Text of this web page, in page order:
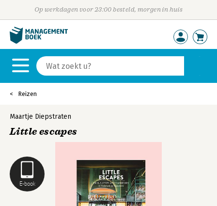
Op werkdagen voor 23:00 besteld, morgen in huis
Reizen
E-book
Maartje Diepstraten
Little escapes